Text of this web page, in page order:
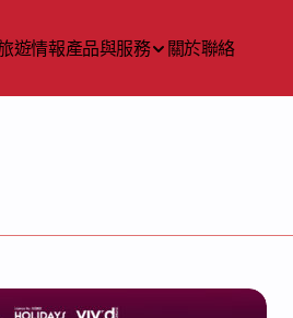
遊情報產品與服務 關於聯絡